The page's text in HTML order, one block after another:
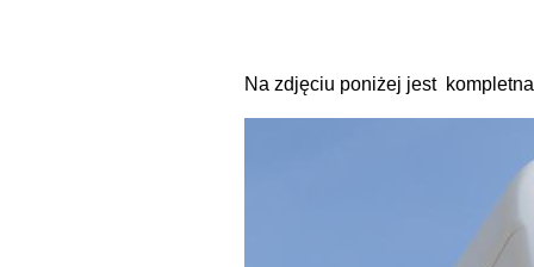
Na zdjęciu poniżej jest